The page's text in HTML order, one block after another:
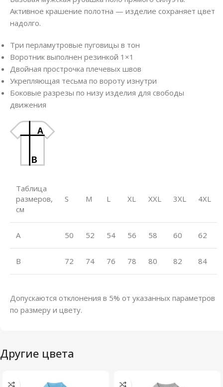
Активное крашение полотна — изделие сохраняет цвет
надолго.
Три перламутровые пуговицы в тон
Воротник выполнен резинкой 1×1
Двойная прострочка плечевых швов
Укрепляющая тесьма по вороту изнутри
Боковые разрезы по низу изделия для свободы
движения
Таблица
размеров,
см
S M L XL XXL 3XL 4XL
A 50 52 54 56 58 60 62
B 72 74 76 78 80 82 84
Допускаются отклонения в 5% от указанных параметров
по размеру и цвету.
Другие цвета